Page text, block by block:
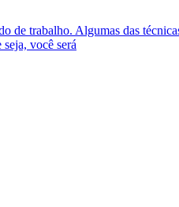
de trabalho. Algumas das
você será